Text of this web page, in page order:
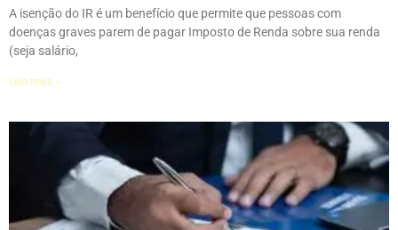
A isenção do IR é um benefício que permite que pessoas com
doenças graves parem de pagar Imposto de Renda sobre sua renda
(seja salário,
Leia mais »